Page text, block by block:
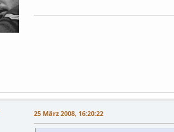
25 März 2008, 16:20:22